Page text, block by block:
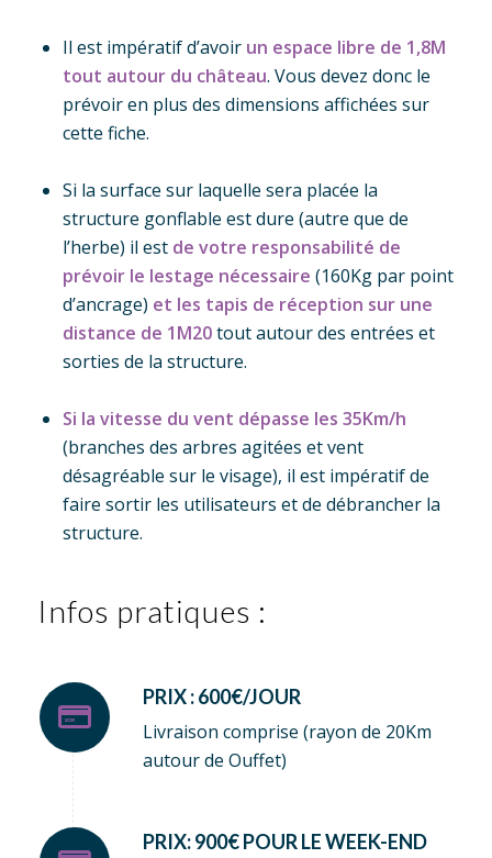
Il est impératif d’avoir un espace libre de 1,8M
tout autour du château. Vous devez donc le
prévoir en plus des dimensions affichées sur
cette fiche.
Si la surface sur laquelle sera placée la
structure gonflable est dure (autre que de
l’herbe) il est de votre responsabilité de
prévoir le lestage nécessaire (160Kg par point
d’ancrage) et les tapis de réception sur une
distance de 1M20tout autour des entrées et
sorties de la structure.
Si la vitesse du vent dépasse les 35Km/h
(branches des arbres agitées et vent
désagréable sur le visage), il est impératif de
faire sortir les utilisateurs et de débrancher la
structure.
Infos pratiques :
PRIX : 600€/JOUR
Livraison comprise (rayon de 20Km
autour de Ouffet)
PRIX: 900€ POUR LE WEEK-END